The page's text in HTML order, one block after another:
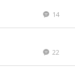
14
22